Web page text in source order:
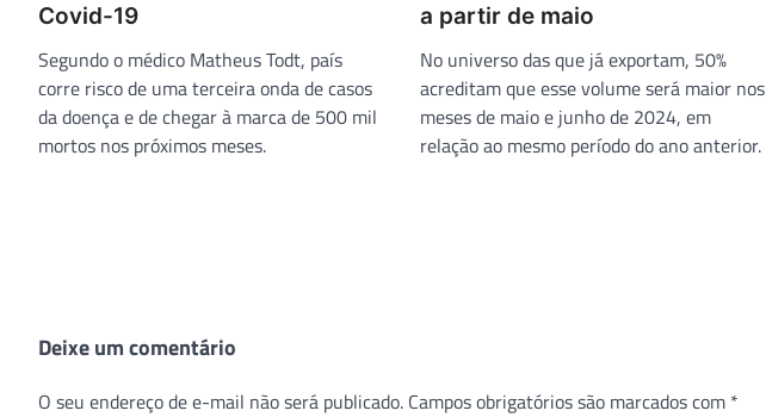
Covid-19
Segundo o médico Matheus Todt, país
corre risco de uma terceira onda de casos
da doença e de chegar à marca de 500 mil
mortos nos próximos meses.
a partir de maio
No universo das que já exportam, 50%
acreditam que esse volume será maior nos
meses de maio e junho de 2024, em
relação ao mesmo período do ano anterior.
Deixe um comentário
O seu endereço de e-mail não será publicado. Campos obrigatórios são marcados com *